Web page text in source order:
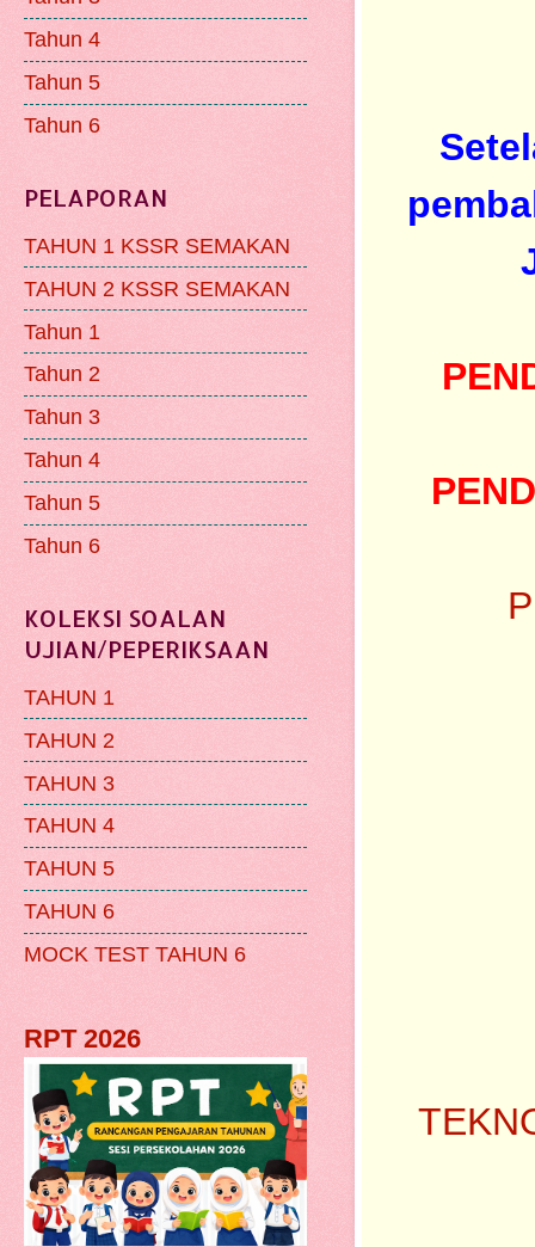
Tahun 4
Tahun 5
Tahun 6
PELAPORAN
TAHUN 1 KSSR SEMAKAN
TAHUN 2 KSSR SEMAKAN
Tahun 1
Tahun 2
Tahun 3
Tahun 4
Tahun 5
Tahun 6
KOLEKSI SOALAN
UJIAN/PEPERIKSAAN
TAHUN 1
TAHUN 2
TAHUN 3
TAHUN 4
TAHUN 5
TAHUN 6
MOCK TEST TAHUN 6
RPT 2026